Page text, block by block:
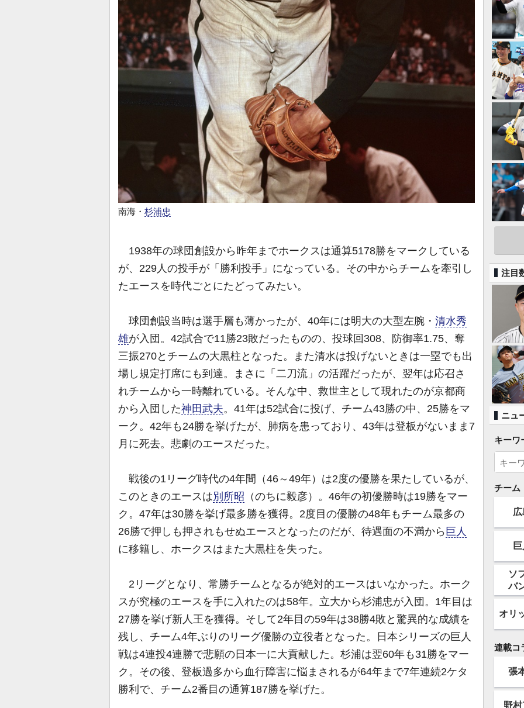
南海・ 杉浦忠
1938年の球団創設から昨年までホークスは通算5178勝をマークしている
が、229人の投手が「勝利投手」になっている。その中からチームを牽引し
たエースを時代ごとにたどってみたい。
球団創設当時は選手層も薄かったが、40年には明大の大型左腕・ 清水秀
雄が入団。42試合で11勝23敗だったものの、投球回308、防御率1.75、奪
三振270とチームの大黒柱となった。また清水は投げないときは一塁でも出
場し規定打席にも到達。まさに「二刀流」の活躍だったが、翌年は応召さ
れチームから一時離れている。そんな中、救世主として現れたのが京都商
から入団した神田武夫。41年は52試合に投げ、チーム43勝の中、25勝をマ
ーク。42年も24勝を挙げたが、肺病を患っており、43年は登板がないまま7
月に死去。悲劇のエースだった。
戦後の1リーグ時代の4年間（46～49年）は2度の優勝を果たしているが、
このときのエースは別所昭 （のちに毅彦）。46年の初優勝時は19勝をマー
ク。47年は30勝を挙げ最多勝を獲得。2度目の優勝の48年もチーム最多の
26勝で押しも押されもせぬエースとなったのだが、待遇面の不満から 巨人
に移籍し、ホークスはまた大黒柱を失った。
2リーグとなり、常勝チームとなるが絶対的エースはいなかった。ホーク
スが究極のエースを手に入れたのは58年。立大から杉浦忠が入団。1年目は
27勝を挙げ新人王を獲得。そして2年目の59年は38勝4敗と驚異的な成績を
残し、チーム4年ぶりのリーグ優勝の立役者となった。日本シリーズの巨人
戦は4連投4連勝で悲願の日本一に大貢献した。杉浦は翌60年も31勝をマー
ク。その後、登板過多から血行障害に悩まされるが64年まで7年連続2ケタ
勝利で、チーム2番目の通算187勝を挙げた。
注目
ニュ
キーワ
チーム
広
ソ
バ
オリ
連載コ
張
野